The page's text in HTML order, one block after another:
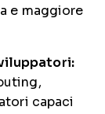
e maggiore
capaci